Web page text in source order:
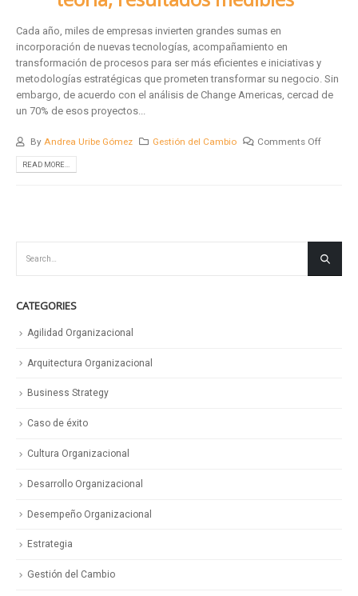
Cada año, miles de empresas invierten grandes sumas en
incorporación de nuevas tecnologías, acompañamiento en
transformación de procesos para ser más eficientes e iniciativas y
metodologías estratégicas que prometen transformar su negocio. Sin
embargo, de acuerdo con el análisis de Change Americas, cercad de
un 70% de esos proyectos...
By Andrea Uribe Gómez Gestión del Cambio Comments Off
READ MORE...
CATEGORIES
Agilidad Organizacional
Arquitectura Organizacional
Business Strategy
Caso de éxito
Cultura Organizacional
Desarrollo Organizacional
Desempeño Organizacional
Estrategia
Gestión del Cambio